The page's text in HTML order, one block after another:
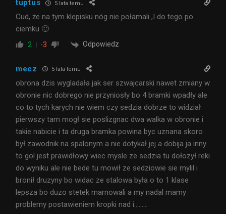
tuptus 5 lata temu
Cud, że na tym klepisku nóg nie połamali ,I do tego po
ciemku 🙂
2 -3 Odpowiedz
mecz 5 lata temu
obrona dzis wygladała jak ser szwajcarski nawet zmiany w
obronie nic dobrego nie przyniosły bo 4 bramki wpadły ale
co to tych karych nie wiem czy sedzia dobrze to widział
pierwszy tam mogł sie poslizgnac dwa walka w obronie i
takie nabicie i ta druga bramka powina byc uznana skoro
był zawodnik na spalonym a nie dotykał jej a dobija ja inny
to gol jest prawidłowy wiec mysle ze sedzia tu dołozył reki
do wyniku ale nie bede tu mowił ze sedziowie sie mylil i
bronił druzyny bo widac ze stalowa była o to 1 klase
lepsza bo duzo stetek marnowali a my nadal mamy
problemy postawieniem kropki nad i………